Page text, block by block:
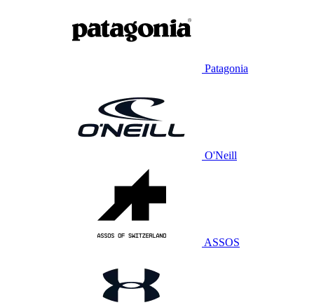
Patagonia
O'Neill
ASSOS